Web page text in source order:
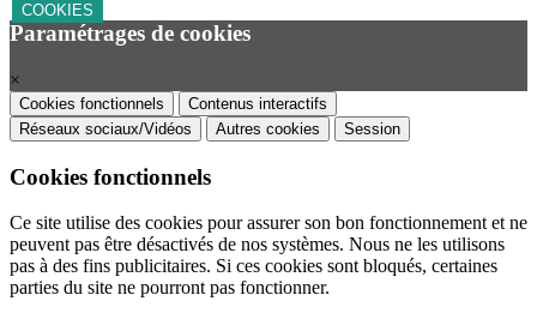
COOKIES
Paramétrages de cookies
×
Cookies fonctionnels
Contenus interactifs
Réseaux sociaux/Vidéos
Autres cookies Session
Cookies fonctionnels
Ce site utilise des cookies pour assurer son bon fonctionnement et ne
peuvent pas être désactivés de nos systèmes. Nous ne les utilisons
pas à des fins publicitaires. Si ces cookies sont bloqués, certaines
parties du site ne pourront pas fonctionner.